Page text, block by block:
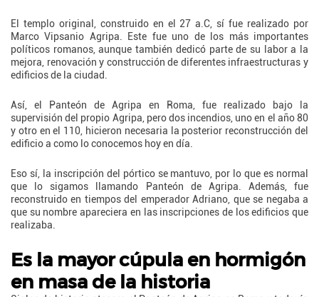
El templo original, construido en el 27 a.C, sí fue realizado por
Marco Vipsanio Agripa. Este fue uno de los más importantes
políticos romanos, aunque también dedicó parte de su labor a la
mejora, renovación y construcción de diferentes infraestructuras y
edificios de la ciudad.
Así, el Panteón de Agripa en Roma, fue realizado bajo la
supervisión del propio Agripa, pero dos incendios, uno en el año 80
y otro en el 110, hicieron necesaria la posterior reconstrucción del
edificio a como lo conocemos hoy en día.
Eso sí, la inscripción del pórtico se mantuvo, por lo que es normal
que lo sigamos llamando Panteón de Agripa. Además, fue
reconstruido en tiempos del emperador Adriano, que se negaba a
que su nombre apareciera en las inscripciones de los edificios que
realizaba.
Es la mayor cúpula en hormigón
en masa de la historia